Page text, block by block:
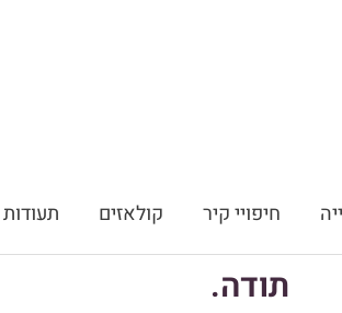
חיפויי קיר קולאזים
תודה.